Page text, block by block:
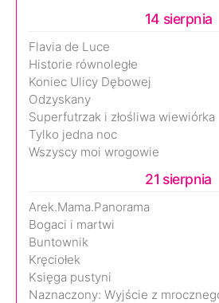
14 sierpnia
Flavia de Luce
Historie równoległe
Koniec Ulicy Dębowej
Odzyskany
Superfutrzak i złośliwa wiewiórka
Tylko jedna noc
Wszyscy moi wrogowie
21 sierpnia
Arek.Mama.Panorama
Bogaci i martwi
Buntownik
Kręciołek
Księga pustyni
Naznaczony: Wyjście z